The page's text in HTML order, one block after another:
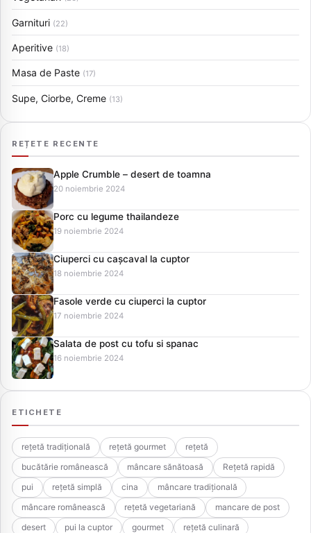
Garnituri (22)
Aperitive (18)
Masa de Paste (17)
Supe, Ciorbe, Creme (13)
REȚETE RECENTE
Apple Crumble – desert de toamna
20 noiembrie 2024
Porc cu legume thailandeze
19 noiembrie 2024
Ciuperci cu cașcaval la cuptor
18 noiembrie 2024
Fasole verde cu ciuperci la cuptor
17 noiembrie 2024
Salata de post cu tofu si spanac
16 noiembrie 2024
ETICHETE
rețetă tradițională rețetă gourmet
rețetă
bucătărie românească
mâncare sănătoasă
Rețetă rapidă
pui
rețetă simplă cina
mâncare tradițională
mâncare românească
rețetă vegetariană
mancare de post
desert
pui la cuptor gourmet
rețetă culinară